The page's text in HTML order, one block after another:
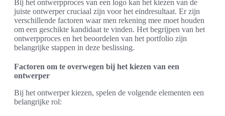
Bij het ontwerpproces van een logo kan het kiezen van de
juiste ontwerper cruciaal zijn voor het eindresultaat. Er zijn
verschillende factoren waar men rekening mee moet houden
om een geschikte kandidaat te vinden. Het begrijpen van het
ontwerpproces en het beoordelen van het portfolio zijn
belangrijke stappen in deze beslissing.
Factoren om te overwegen bij het kiezen van een
ontwerper
Bij het ontwerper kiezen, spelen de volgende elementen een
belangrijke rol: